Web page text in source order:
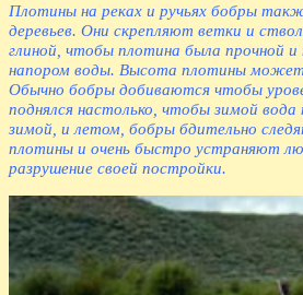
Плотины на реках и ручьях бобры
деревьев. Они скрепляют ветки и
глиной, чтобы плотина была прочной и
напором воды. Высота плотины
Обычно бобры добиваются чтобы
поднялся настолько, чтобы зимой
зимой, и летом, бобры бдительно
плотины и очень быстро устраняют
разрушение своей постройки.